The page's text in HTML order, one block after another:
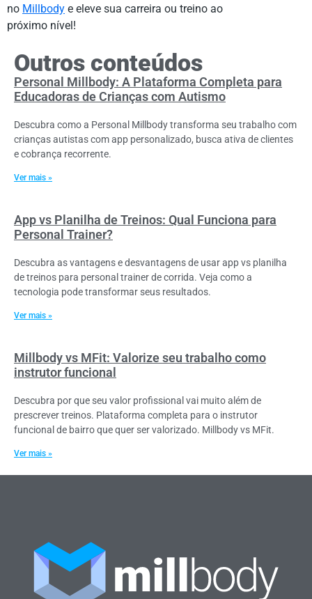
no Millbody e eleve sua carreira ou treino ao
próximo nível!
Outros conteúdos
Personal Millbody: A Plataforma Completa para
Educadoras de Crianças com Autismo
Descubra como a Personal Millbody transforma seu trabalho com
crianças autistas com app personalizado, busca ativa de clientes
e cobrança recorrente.
Ver mais »
App vs Planilha de Treinos: Qual Funciona para
Personal Trainer?
Descubra as vantagens e desvantagens de usar app vs planilha
de treinos para personal trainer de corrida. Veja como a
tecnologia pode transformar seus resultados.
Ver mais »
Millbody vs MFit: Valorize seu trabalho como
instrutor funcional
Descubra por que seu valor profissional vai muito além de
prescrever treinos. Plataforma completa para o instrutor
funcional de bairro que quer ser valorizado. Millbody vs MFit.
Ver mais »